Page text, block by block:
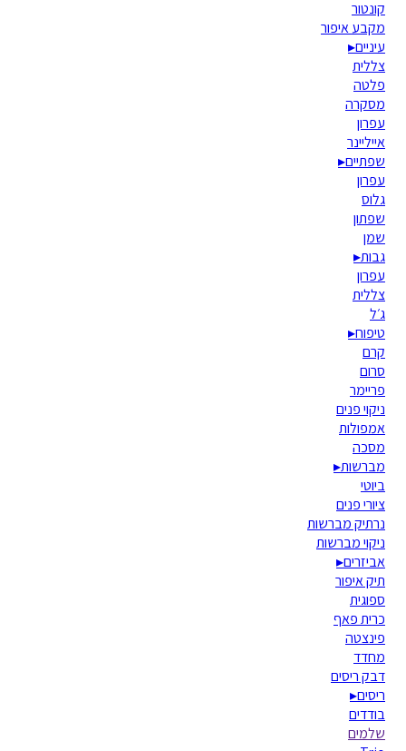
קונטור
מקבע איפור
עיניים▸
צללית
פלטה
מסקרה
עפרון
אייליינר
שפתיים▸
עפרון
גלוס
שפתון
שמן
גבות▸
עפרון
צללית
ג׳ל
טיפוח▸
קרם
סרום
פריימר
ניקוי פנים
אמפולות
מסכה
מברשות▸
ביוטי
ציורי פנים
נרתיק מברשות
ניקוי מברשות
אביזרים▸
תיק איפור
ספוגית
כרית פאף
פינצטה
מחדד
דבק ריסים
ריסים▸
בודדים
שלמים